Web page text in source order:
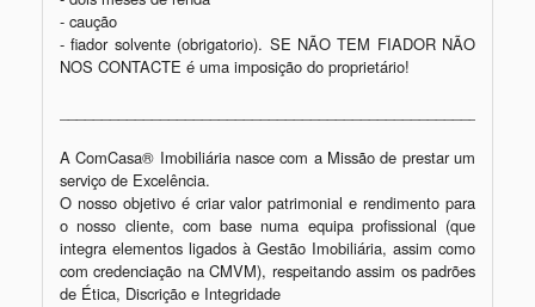
- caução
- fiador solvente (obrigatorio). SE NÃO TEM FIADOR NÃO
NOS CONTACTE é uma imposição do proprietário!
A ComCasa® Imobiliária nasce com a Missão de prestar um
serviço de Excelência.
O nosso objetivo é criar valor patrimonial e rendimento para
o nosso cliente, com base numa equipa profissional (que
integra elementos ligados à Gestão Imobiliária, assim como
com credenciação na CMVM), respeitando assim os padrões
de Ética, Discrição e Integridade